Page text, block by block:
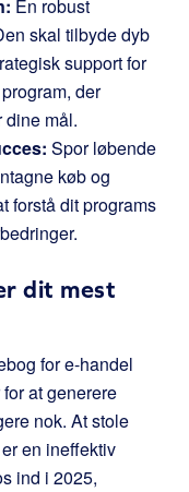
En robust
skal tilbyde dyb
support for
der
dine mål.
Spor løbende
køb og
forstå dit programs
dit mest
for e-handel
at generere
nok. At stole
en ineffektiv
ind i 2025,